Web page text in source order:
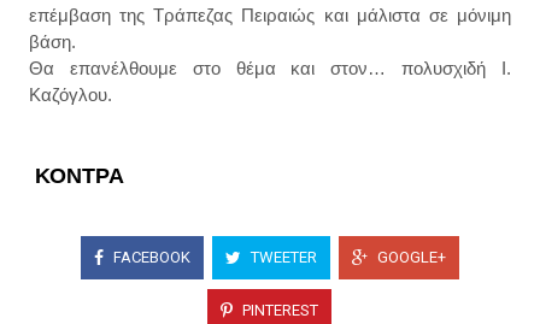
επέμβαση της Τράπεζας Πειραιώς και μάλιστα σε μόνιμη
βάση.
Θα επανέλθουμε στο θέμα και στον… πολυσχιδή Ι.
Καζόγλου.
ΚΟΝΤΡΑ
FACEBOOK TWEETER GOOGLE+
PINTEREST